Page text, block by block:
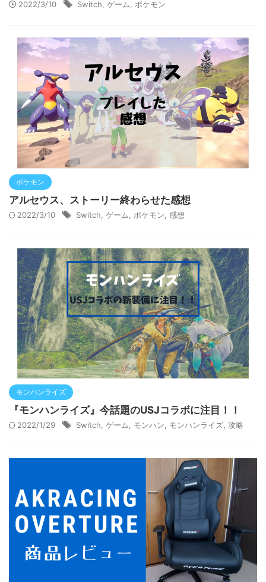
2022/3/10 Switch, ゲーム, ポケモン
ポケモン
アルセウス、ストーリー終わらせた感想
2022/3/10 Switch ゲーム ポケモン 感想
モンハンライズ
『モンハンライズ』今話題のUSJコラボに注目！！
2022/1/29 Switch ゲーム モンハン モンハンライズ 攻略